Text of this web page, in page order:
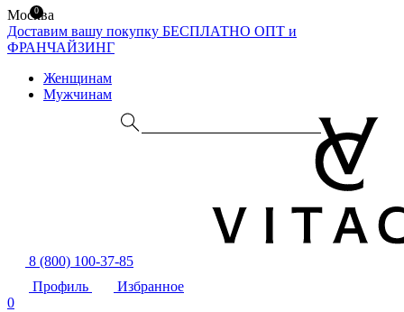
Москва
Доставим вашу покупку БЕСПЛАТНО ОПТ и
ФРАНЧАЙЗИНГ
Женщинам
Мужчинам
8 (800) 100-37-85
Профиль
Избранное
0
0